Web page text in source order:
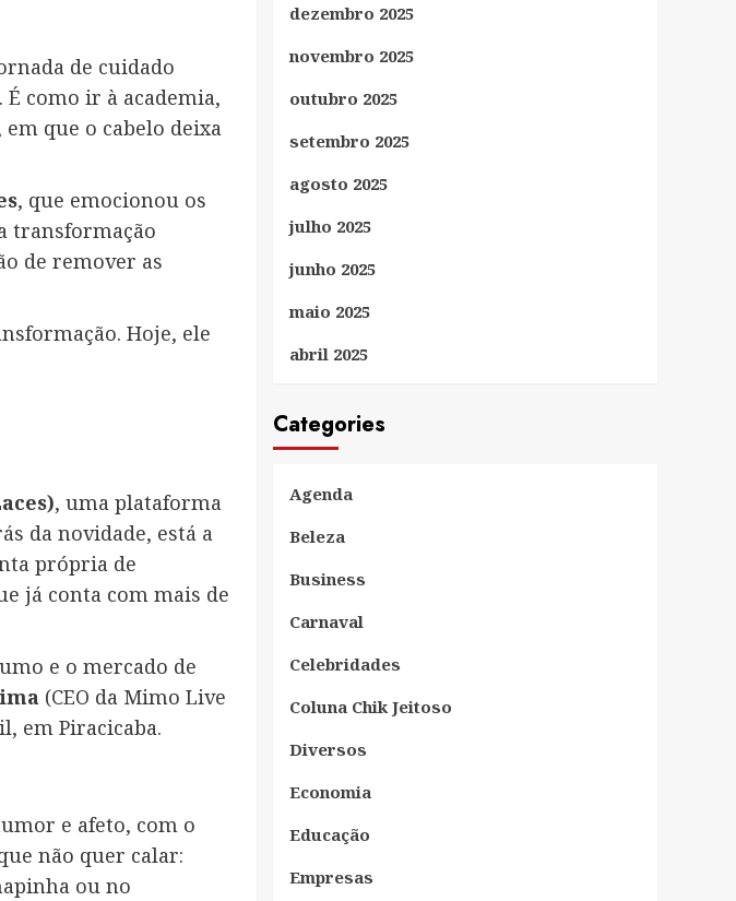
de cuidado
como ir à academia,
que o cabelo deixa
, que emocionou os
transformação
de remover as
Hoje, ele
, uma plataforma
da novidade, está a
própria de
já conta com mais de
e o mercado de
(CEO da Mimo Live
em Piracicaba.
e afeto, com o
não quer calar:
ou no
dezembro 2025
novembro 2025
outubro 2025
setembro 2025
agosto 2025
julho 2025
junho 2025
maio 2025
abril 2025
Categories
Agenda
Beleza
Business
Carnaval
Celebridades
Coluna Chik Jeitoso
Diversos
Economia
Educação
Empresas